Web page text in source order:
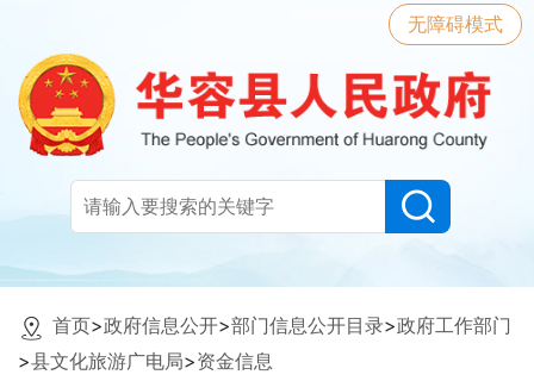
无障碍模式
首页>政府信息公开>部门信息公开目录>政府工作部门
>县文化旅游广电局>资金信息